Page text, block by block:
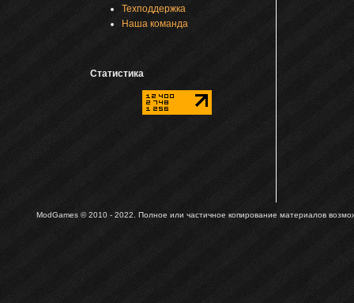
Техподдержка
Наша команда
Статистика
ModGames © 2010 - 2022. Полное или частичное копирование материалов